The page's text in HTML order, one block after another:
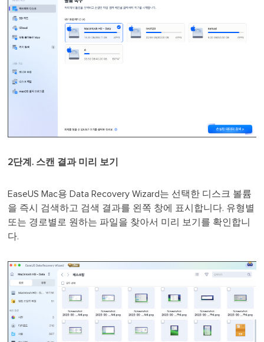
2단계. 스캔 결과 미리 보기
EaseUS Mac용 Data Recovery Wizard는 선택한 디스크 볼륨
을 즉시 검색하고 검색 결과를 왼쪽 창에 표시합니다. 유형별
또는 경로별로 원하는 파일을 찾아서 미리 보기를 확인합니
다.